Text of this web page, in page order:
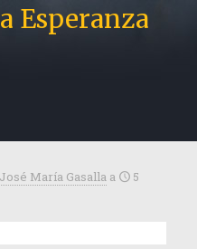
Esperanza
José María Gasalla a
5